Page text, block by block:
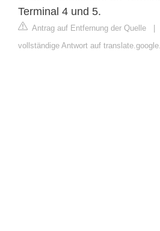
Terminal 4 und 5.
Antrag auf Entfernung der Quelle |
vollständige Antwort auf